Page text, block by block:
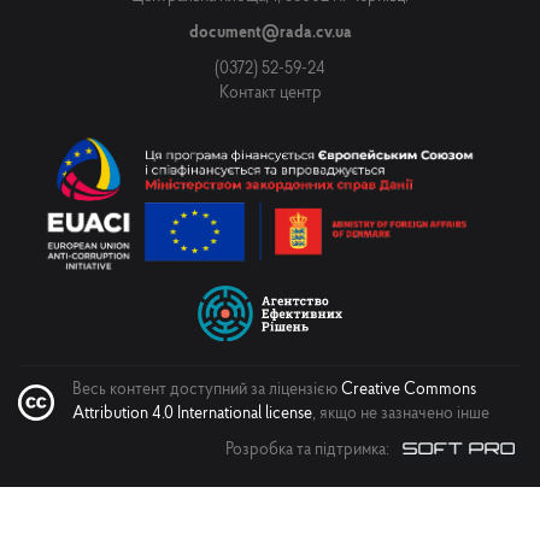
Надіслати
document@rada.cv.ua
(0372) 52-59-24
Контакт центр
Весь контент доступний за ліцензією Creative Commons
Attribution 4.0 International license, якщо не зазначено інше
Розробка та підтримка: